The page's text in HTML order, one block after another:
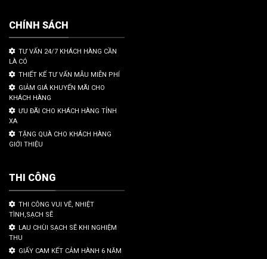
CHÍNH SÁCH
TƯ VẤN 24/7 KHÁCH HÀNG CẦN
LÀ CÓ
THIẾT KẾ TƯ VẤN MẪU MIỄN PHÍ
GIẢM GIÁ KHUYẾN MÃI CHO
KHÁCH HÀNG
ƯU ĐÃI CHO KHÁCH HÀNG TỈNH
XA
TẶNG QUÀ CHO KHÁCH HÀNG
GIỚI THIỆU
THI CÔNG
THI CÔNG VUI VẼ, NHIỆT
TÌNH,SẠCH SẼ
LAU CHÙI SẠCH SẼ KHI NGHIỆM
THU
GIẤY CAM KẾT CẢM HÀNH 6 NĂM